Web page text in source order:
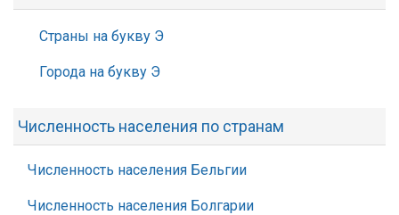
Страны на букву Э
Города на букву Э
Численность населения по странам
Численность населения Бельгии
Численность населения Болгарии